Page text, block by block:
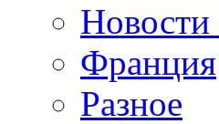
Новости
Франция
Разное